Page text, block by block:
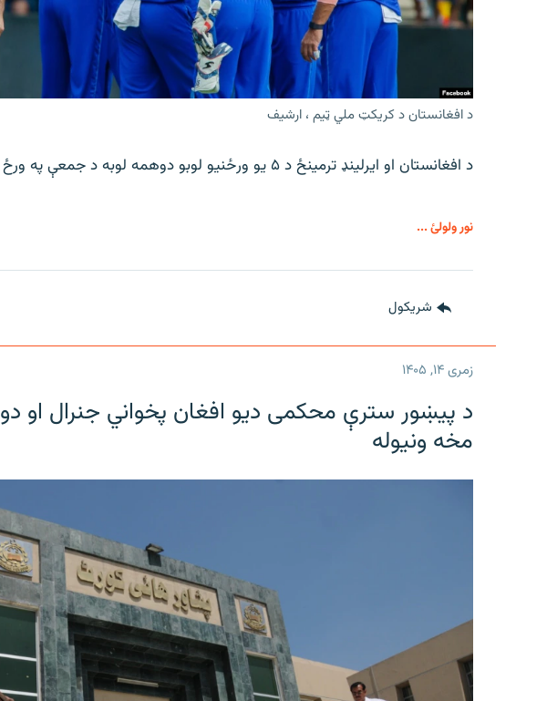
د افغانستان د کریکټ ملي ټیم ، ارشیف
د افغانستان او ایرلینډ ترمینځ د ۵ یو ورځنیو لوبو دوهمه لوبه د جمعې په ورځ ترسره کیږي.
نور ولولئ ...
شريکول
زمری ۱۴, ۱۴۰۵
د پیښور سترې محکمی دیو افغان پخواني جنرال او
مخه ونیوله